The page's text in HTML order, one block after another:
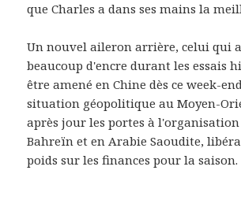
que Charles a dans ses mains la
Un nouvel aileron arrière, celui qui
beaucoup d'encre durant les essais
être amené en Chine dès ce week-
situation géopolitique au Moyen-
après jour les portes à l'organisation
Bahreïn et en Arabie Saoudite,
poids sur les finances pour la saison.